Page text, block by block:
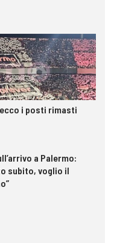
i posti rimasti
a Palermo:
subito, voglio il